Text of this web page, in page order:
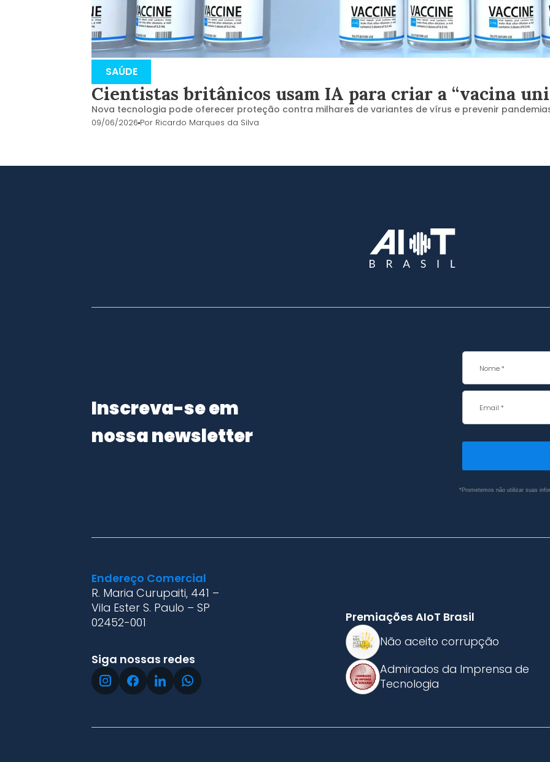
SAÚDE
Cientistas britânicos usam IA para criar a “vacina
Nova tecnologia pode oferecer proteção contra milhares de variantes de vírus e prevenir
09/06/2026Por Ricardo Marques da Silva
Inscreva-se em
nossa newsletter
*Prometemos não utilizar suas
Endereço Comercial
R. Maria Curupaiti, 441 –
Vila Ester S. Paulo – SP
02452-001
Siga nossas redes
Premiações AIoT Brasil
Não aceito corrupção
Admirados da Imprensa de
Tecnologia